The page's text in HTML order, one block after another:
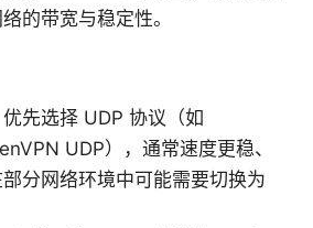
的带宽与稳定性。
先选择 UDP 协议（如
UDP），通常速度更稳、
分网络环境中可能需要切换为